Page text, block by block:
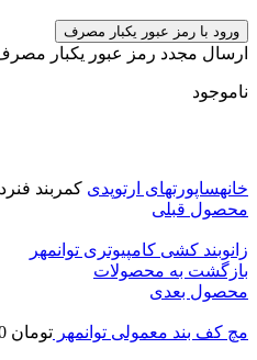
ورود با رمز عبور یکبار مصرف
ارسال مجدد رمز عبور یکبار
ناموجود
خانهساپورتهای ارتوپدی کمربند
محصول قبلی
زانوبند کشی کامپیوتری توانمهر
بازگشت به محصولات
محصول بعدی
مچ کف بند معمولی توانمهر تومان